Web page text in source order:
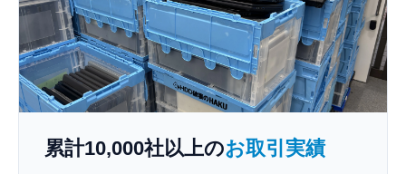
累計10,000社以上のお取引実績